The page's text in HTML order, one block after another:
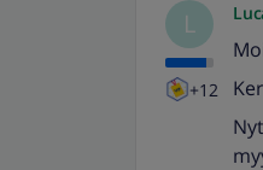
L
+12